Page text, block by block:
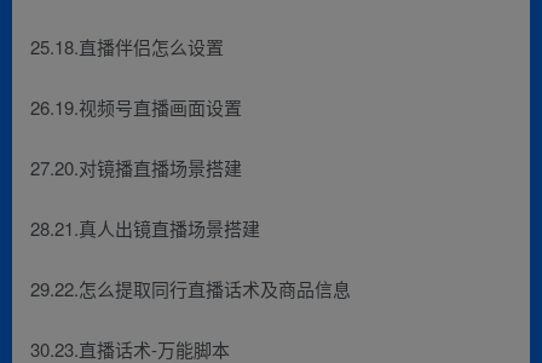
25.18.直播伴侣怎么设置
26.19.视频号直播画面设置
27.20.对镜播直播场景搭建
28.21.真人出镜直播场景搭建
29.22.怎么提取同行直播话术及商品信息
30.23.直播话术-万能脚本